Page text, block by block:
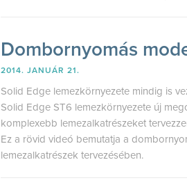
Dombornyomás
2014. JANUÁR 21.
Solid Edge lemezkörnyezete mindig is
Solid Edge ST6 lemezkörnyezete új
komplexebb lemezalkatrészeket
Ez a rövid videó bemutatja a
lemezalkatrészek tervezésében.